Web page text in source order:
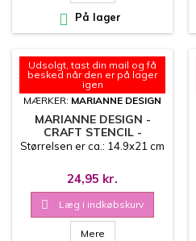
 På lager
Udsolgt, tast din mail og få
besked når den er på lager
igen
MÆRKER: MARIANNE DESIGN
MARIANNE DESIGN -
CRAFT STENCIL -
CAMOUFLAGE
Størrelsen er ca.: 14.9x21 cm
24,95 kr.
 Læg i indkøbskurv
Mere